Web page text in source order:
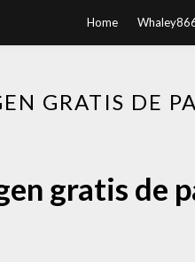
Home
GRATIS DE
gratis de